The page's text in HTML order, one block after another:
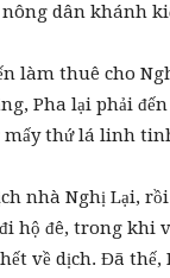
dân khánh
làm thuê cho
Pha lại phải
mấy thứ lá linh
nhà Nghị Lại,
hộ đê, trong khi
về dịch. Đã thế,